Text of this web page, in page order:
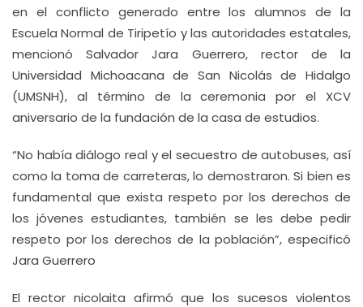
en el conflicto generado entre los alumnos de la
Escuela Normal de Tiripetío y las autoridades estatales,
mencionó Salvador Jara Guerrero, rector de la
Universidad Michoacana de San Nicolás de Hidalgo
(UMSNH), al término de la ceremonia por el XCV
aniversario de la fundación de la casa de estudios.
“No había diálogo real y el secuestro de autobuses, así
como la toma de carreteras, lo demostraron. Si bien es
fundamental que exista respeto por los derechos de
los jóvenes estudiantes, también se les debe pedir
respeto por los derechos de la población”, especificó
Jara Guerrero
El rector nicolaita afirmó que los sucesos violentos